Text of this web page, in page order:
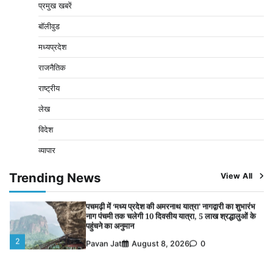
प्रमुख खबरें
बॉलीवुड
मध्यप्रदेश
राजनैतिक
राष्ट्रीय
लेख
विदेश
व्यापार
Trending News View All
नपा सहकारी समिति में 25 लाख से अधिक का गेहूं सड़ा, 5,700
मजदूर महासंघ ने सौंपा ज्ञापन
2
पहुंचने का अनुमान
3
विशेष प्रवर्तन अभियान में नर्मदापुरम पुलिस की लगातार सख्ती
Pavan Jat